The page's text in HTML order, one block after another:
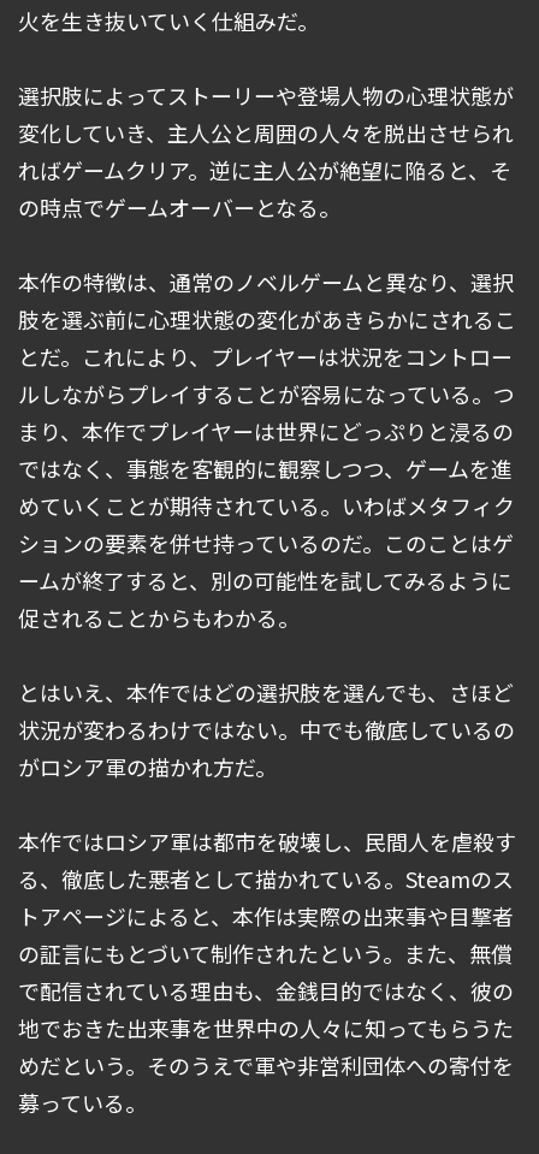
火を生き抜いていく仕組みだ。
選択肢によってストーリーや登場人物の心理状態が
変化していき、主人公と周囲の人々を脱出させられ
ればゲームクリア。逆に主人公が絶望に陥ると、そ
の時点でゲームオーバーとなる。
本作の特徴は、通常のノベルゲームと異なり、選択
肢を選ぶ前に心理状態の変化があきらかにされるこ
とだ。これにより、プレイヤーは状況をコントロー
ルしながらプレイすることが容易になっている。つ
まり、本作でプレイヤーは世界にどっぷりと浸るの
ではなく、事態を客観的に観察しつつ、ゲームを進
めていくことが期待されている。いわばメタフィク
ションの要素を併せ持っているのだ。このことはゲ
ームが終了すると、別の可能性を試してみるように
促されることからもわかる。
とはいえ、本作ではどの選択肢を選んでも、さほど
状況が変わるわけではない。中でも徹底しているの
がロシア軍の描かれ方だ。
本作ではロシア軍は都市を破壊し、民間人を虐殺す
る、徹底した悪者として描かれている。Steamのス
トアページによると、本作は実際の出来事や目撃者
の証言にもとづいて制作されたという。また、無償
で配信されている理由も、金銭目的ではなく、彼の
地でおきた出来事を世界中の人々に知ってもらうた
めだという。そのうえで軍や非営利団体への寄付を
募っている。